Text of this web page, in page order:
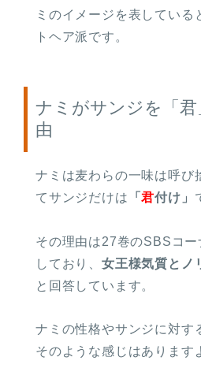
ミのイメージを表している
トヘア派です。
ナミがサンジを「
由
ナミは麦わらの一味は呼び
てサンジだけは 「君付け」
その理由は27巻のSBSコ
しており、 女王様気質とノ
と回答しています。
ナミの性格やサンジに対す
そのような感じはあります